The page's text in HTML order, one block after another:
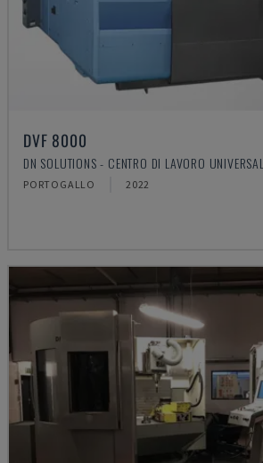
DVF 8000
DN SOLUTIONS - CENTRO DI LAVORO
PORTOGALLO 2022